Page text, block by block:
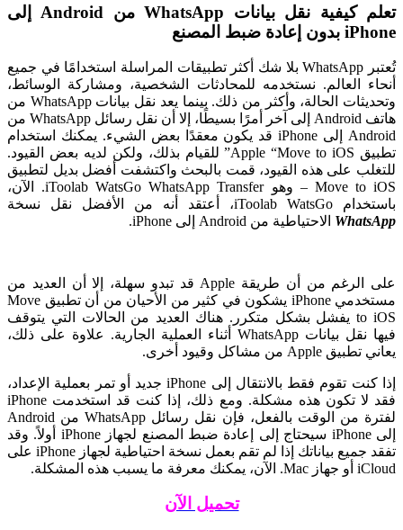
تعلم كيفية نقل بيانات WhatsApp من Android إلى
iPhone بدون إعادة ضبط المصنع
تُعتبر WhatsApp بلا شك أكثر تطبيقات المراسلة استخدامًا في جميع
أنحاء العالم. نستخدمه للمحادثات الشخصية، ومشاركة الوسائط،
وتحديثات الحالة، وأكثر من ذلك. بينما يعد نقل بيانات WhatsApp من
هاتف Android إلى آخر أمرًا بسيطًا، إلا أن نقل رسائل WhatsApp من
Android إلى iPhone قد يكون معقدًا بعض الشيء. يمكنك استخدام
تطبيق Apple “Move to iOS” للقيام بذلك، ولكن لديه بعض القيود.
للتغلب على هذه القيود، قمت بالبحث واكتشفت أفضل بديل لتطبيق
Move to iOS – وهو iToolab WatsGo WhatsApp Transfer. الآن،
باستخدام iToolab WatsGo، أعتقد أنه من الأفضل نقل نسخة
WhatsApp الاحتياطية من Android إلى iPhone.
على الرغم من أن طريقة Apple قد تبدو سهلة، إلا أن العديد من
مستخدمي iPhone يشكون في كثير من الأحيان من أن تطبيق Move
to iOS يفشل بشكل متكرر. هناك العديد من الحالات التي يتوقف
فيها نقل بيانات WhatsApp أثناء العملية الجارية. علاوة على ذلك،
يعاني تطبيق Apple من مشاكل وقيود أخرى.
إذا كنت تقوم فقط بالانتقال إلى iPhone جديد أو تمر بعملية الإعداد،
فقد لا تكون هذه مشكلة. ومع ذلك، إذا كنت قد استخدمت iPhone
لفترة من الوقت بالفعل، فإن نقل رسائل WhatsApp من Android
إلى iPhone سيحتاج إلى إعادة ضبط المصنع لجهاز iPhone أولاً. وقد
تفقد جميع بياناتك إذا لم تقم بعمل نسخة احتياطية لجهاز iPhone على
iCloud أو جهاز Mac. الآن، يمكنك معرفة ما يسبب هذه المشكلة.
تحميل الآن